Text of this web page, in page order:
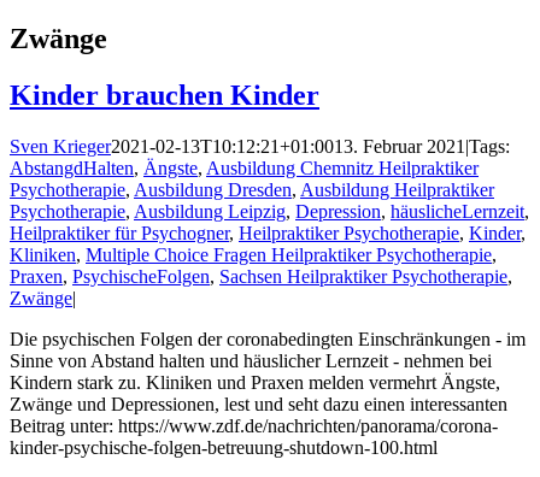
Zwänge
Kinder brauchen Kinder
Sven Krieger2021-02-13T10:12:21+01:0013. Februar 2021 |Tags:
AbstangdHalten, Ängste, Ausbildung Chemnitz Heilpraktiker
Psychotherapie, Ausbildung Dresden, Ausbildung Heilpraktiker
Psychotherapie, Ausbildung Leipzig, Depression, häuslicheLernzeit,
Heilpraktiker für Psychogner, Heilpraktiker Psychotherapie, Kinder,
Kliniken, Multiple Choice Fragen Heilpraktiker Psychotherapie,
Praxen, PsychischeFolgen, Sachsen Heilpraktiker Psychotherapie,
Zwänge|
Die psychischen Folgen der coronabedingten Einschränkungen - im
Sinne von Abstand halten und häuslicher Lernzeit - nehmen bei
Kindern stark zu. Kliniken und Praxen melden vermehrt Ängste,
Zwänge und Depressionen, lest und seht dazu einen interessanten
Beitrag unter: https://www.zdf.de/nachrichten/panorama/corona-
kinder-psychische-folgen-betreuung-shutdown-100.html